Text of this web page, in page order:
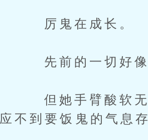
厉鬼在成长。
先前的一切好像
但她手臂酸软无力
应不到要饭鬼的气息存